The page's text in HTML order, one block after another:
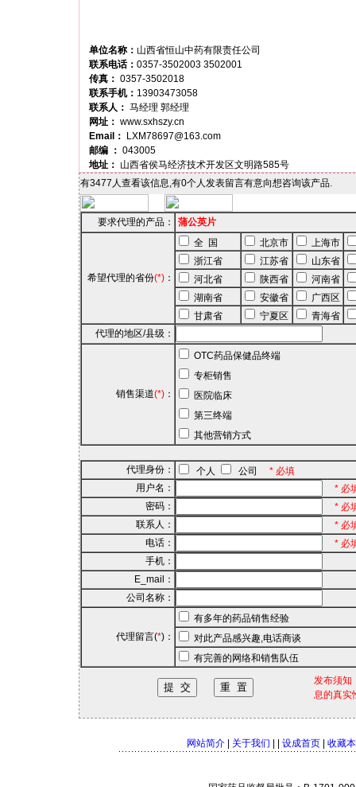
单位名称： 山西省恒山中药有限责任公司
联系电话： 0357-3502003 3502001
传真： 0357-3502018
联系手机： 13903473058
联系人： 马经理 郭经理
网址： www.sxhszy.cn
Email：
LXM78697@163.com
邮编 ： 043005
地址： 山西省侯马经济技术开发区文明路585号
有3477人查看该信息,有0个人发表留言有意向想咨询该产品.
要求代理的产品： 蒲公英片
希望代理的省份(*)：
全 国 北京市
上海市
浙江省
江苏省
山东省
河北省
陕西省
河南省
湖南省
安徽省
广西区
甘肃省
宁夏区
青海省
代理的地区/县级：
销售渠道(*)：
OTC药品保健品终端
专柜销售
医院临床
第三终端
其他营销方式
代理身份： 个人 公司 * 必填
用户名：
* 必
密码：
* 必
联系人：
* 必
电话：
* 必
手机：
E_mail：
公司名称：
代理留言(*)：
有多年的药品销售经验
对此产品感兴趣,电话商谈
有完善的网络和销售队伍
发布须知
息的真实
网站简介 关于我们 设成首页 收藏